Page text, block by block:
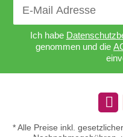
Newsletter Abonnieren
Ich habe
genommen und die
* Alle Preise inkl.